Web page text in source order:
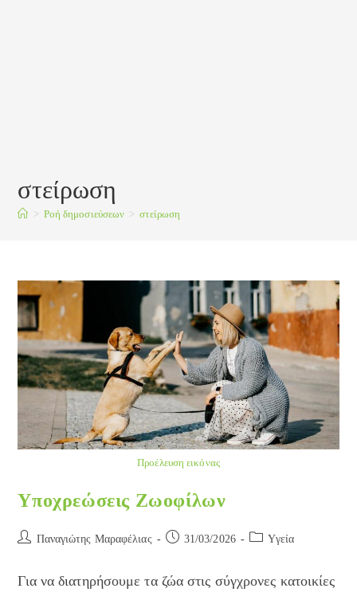
στείρωση
> Ροή δημοσιεύσεων > στείρωση
Προέλευση εικόνας
Υποχρεώσεις Ζωοφίλων
Post Παναγιώτης Μαραφέλιας
Post 31/03/2026
PostYγεία
Για να διατηρήσουμε τα ζώα στις σύγχρονες κατοικίες